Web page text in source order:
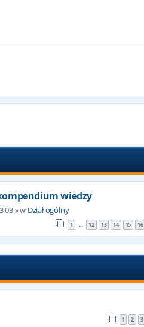
wiedzy
» w Dział ogólny
1 … 12 13 14 15 16
1 2 3